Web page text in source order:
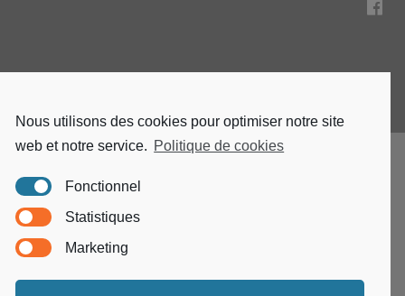
Nous utilisons des cookies pour optimiser notre site
web et notre service. Politique de cookies
Fonctionnel
Statistiques
Marketing